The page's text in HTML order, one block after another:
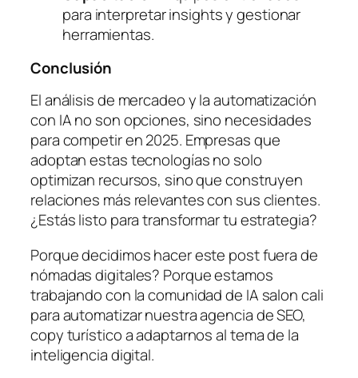
para interpretar insights y gestionar
herramientas.
Conclusión
El análisis de mercadeo y la automatización
con IA no son opciones, sino necesidades
para competir en 2025. Empresas que
adoptan estas tecnologías no solo
optimizan recursos, sino que construyen
relaciones más relevantes con sus clientes.
¿Estás listo para transformar tu estrategia?
Porque decidimos hacer este post fuera de
nómadas digitales? Porque estamos
trabajando con la comunidad de IA salon cali
para automatizar nuestra agencia de SEO,
copy turístico a adaptarnos al tema de la
inteligencia digital.